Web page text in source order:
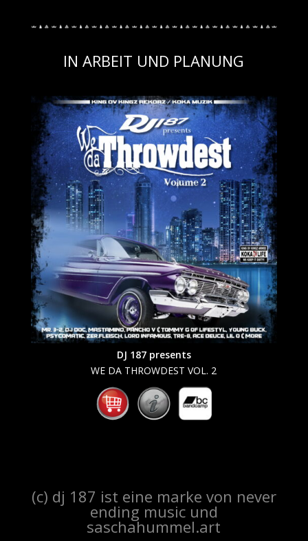
IN ARBEIT UND PLANUNG
DJ 187 presents
WE DA THROWDEST VOL. 2
(c) dj 187 ist eine marke von never
ending music und
saschahummel.art